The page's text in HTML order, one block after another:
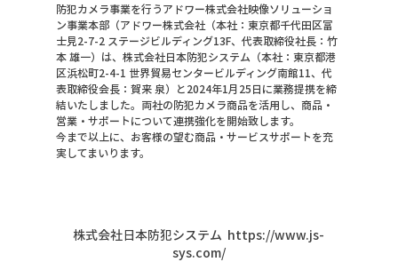
防犯カメラ事業を行うアドワー株式会社映像ソリューショ
ン事業本部（アドワー株式会社（本社：東京都千代田区富
士見2-7-2 ステージビルディング13F、代表取締役社長：竹
本 雄一）は、株式会社日本防犯システム（本社：東京都港
区浜松町2-4-1 世界貿易センタービルディング南館11、代
表取締役会長：賀来 泉）と2024年1月25日に業務提携を締
結いたしました。両社の防犯カメラ商品を活用し、商品・
営業・サポートについて連携強化を開始致します。
今まで以上に、お客様の望む商品・サービスサポートを充
実してまいります。
株式会社日本防犯システム  https://www.js-
sys.com/